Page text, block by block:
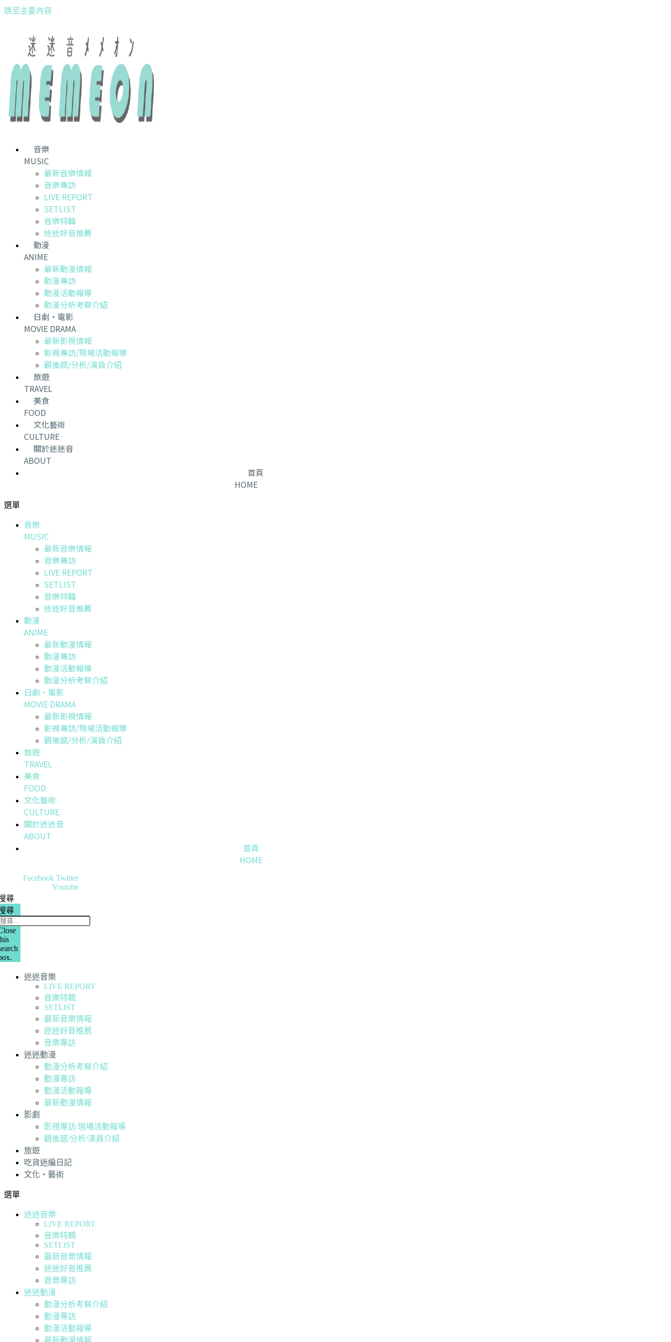
跳至主要內容
音樂
MUSIC
最新音樂情報
音樂專訪
LIVE REPORT
SETLIST
音樂特輯
迷迷好音推薦
動漫
ANIME
最新動漫情報
動漫專訪
動漫活動報導
動漫分析考察介紹
日劇・電影
MOVIE DRAMA
最新影視情報
影視專訪/現場活動報導
觀後感/分析/演員介紹
旅遊
TRAVEL
美食
FOOD
文化藝術
CULTURE
關於迷迷音
ABOUT
首頁
HOME
選單
音樂
MUSIC
最新音樂情報
音樂專訪
LIVE REPORT
SETLIST
音樂特輯
迷迷好音推薦
動漫
ANIME
最新動漫情報
動漫專訪
動漫活動報導
動漫分析考察介紹
日劇・電影
MOVIE DRAMA
最新影視情報
影視專訪/現場活動報導
觀後感/分析/演員介紹
旅遊
TRAVEL
美食
FOOD
文化藝術
CULTURE
關於迷迷音
ABOUT
首頁
HOME
Facebook Twitter
Youtube
尋
尋
迷迷音樂
LIVE REPORT
音樂特輯
SETLIST
最新音樂情報
迷迷好音推薦
音樂專訪
迷迷動漫
動漫分析考察介紹
動漫專訪
動漫活動報導
最新動漫情報
影劇
影視專訪/現場活動報導
觀後感/分析/演員介紹
旅遊
吃貨迷編日記
文化・藝術
選單
迷迷音樂
LIVE REPORT
音樂特輯
SETLIST
最新音樂情報
迷迷好音推薦
音樂專訪
迷迷動漫
動漫分析考察介紹
動漫專訪
動漫活動報導
最新動漫情報